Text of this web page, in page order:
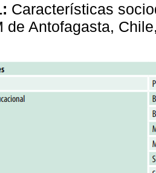
Características
de Antofagasta,